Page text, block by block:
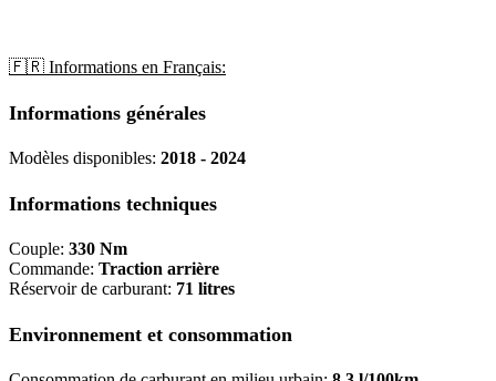
🇫🇷 Informations en Français:
Informations générales
Modèles disponibles: 2018 - 2024
Informations techniques
Couple: 330 Nm
Commande: Traction arrière
Réservoir de carburant: 71 litres
Environnement et consommation